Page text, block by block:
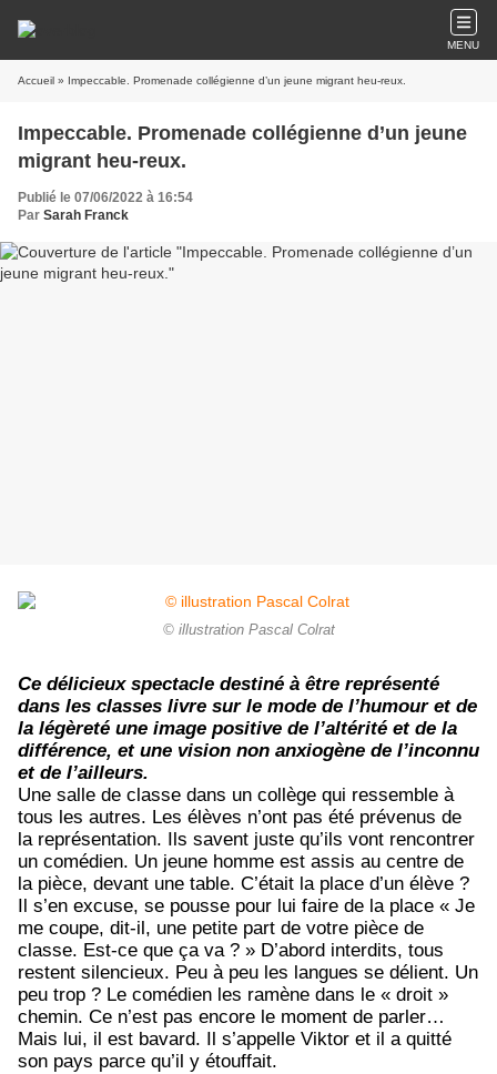
MENU
Accueil » Impeccable. Promenade collégienne d’un jeune migrant heu-reux.
Impeccable. Promenade collégienne d’un jeune
migrant heu-reux.
Publié le 07/06/2022 à 16:54
Par Sarah Franck
© illustration Pascal Colrat
Ce délicieux spectacle destiné à être représenté
dans les classes livre sur le mode de l’humour et de
la légèreté une image positive de l’altérité et de la
différence, et une vision non anxiogène de l’inconnu
et de l’ailleurs.
Une salle de classe dans un collège qui ressemble à
tous les autres. Les élèves n’ont pas été prévenus de
la représentation. Ils savent juste qu’ils vont rencontrer
un comédien. Un jeune homme est assis au centre de
la pièce, devant une table. C’était la place d’un élève ?
Il s’en excuse, se pousse pour lui faire de la place « Je
me coupe, dit-il, une petite part de votre pièce de
classe. Est-ce que ça va ? » D’abord interdits, tous
restent silencieux. Peu à peu les langues se délient. Un
peu trop ? Le comédien les ramène dans le « droit »
chemin. Ce n’est pas encore le moment de parler…
Mais lui, il est bavard. Il s’appelle Viktor et il a quitté
son pays parce qu’il y étouffait.